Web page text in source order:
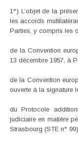
1°) L’objet de la
les accords
Parties, y compris les
de la Convention
13 décembre 1957, à
de la Convention
ouverte à la signature
du Protocole
judiciaire en matière
Strasbourg (STE n° 99).